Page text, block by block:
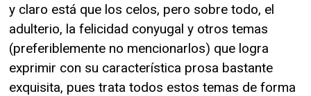
y claro está que los celos, pero sobre todo, el
adulterio, la felicidad conyugal y otros temas
(preferiblemente no mencionarlos) que logra
exprimir con su característica prosa bastante
exquisita, pues trata todos estos temas de forma